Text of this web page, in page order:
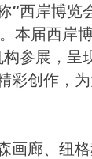
“西岸博
本届西岸
参展，呈
彩创作，
画廊、纽